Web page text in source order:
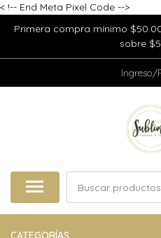
< !-- End Meta Pixel Code -->
Primera compra mínimo
sobre
Ingreso/
CATEGORÍAS